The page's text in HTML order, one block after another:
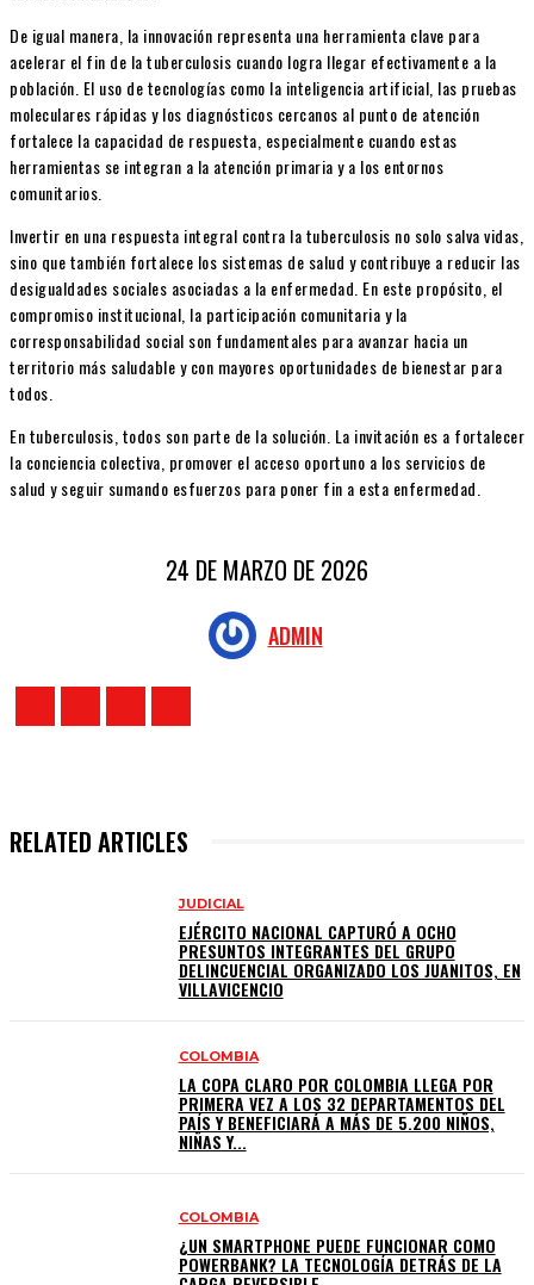
De igual manera, la innovación representa una herramienta clave para
acelerar el fin de la tuberculosis cuando logra llegar efectivamente a la
población. El uso de tecnologías como la inteligencia artificial, las pruebas
moleculares rápidas y los diagnósticos cercanos al punto de atención
fortalece la capacidad de respuesta, especialmente cuando estas
herramientas se integran a la atención primaria y a los entornos
comunitarios.
Invertir en una respuesta integral contra la tuberculosis no solo salva vidas,
sino que también fortalece los sistemas de salud y contribuye a reducir las
desigualdades sociales asociadas a la enfermedad. En este propósito, el
compromiso institucional, la participación comunitaria y la
corresponsabilidad social son fundamentales para avanzar hacia un
territorio más saludable y con mayores oportunidades de bienestar para
todos.
En tuberculosis, todos son parte de la solución. La invitación es a fortalecer
la conciencia colectiva, promover el acceso oportuno a los servicios de
salud y seguir sumando esfuerzos para poner fin a esta enfermedad.
24 DE MARZO DE 2026
ADMIN
RELATED ARTICLES
JUDICIAL
EJÉRCITO NACIONAL CAPTURÓ A OCHO
PRESUNTOS INTEGRANTES DEL GRUPO
DELINCUENCIAL ORGANIZADO LOS JUANITOS, EN
VILLAVICENCIO
COLOMBIA
LA COPA CLARO POR COLOMBIA LLEGA POR
PRIMERA VEZ A LOS 32 DEPARTAMENTOS DEL
PAÍS Y BENEFICIARÁ A MÁS DE 5.200 NIÑOS,
NIÑAS Y...
COLOMBIA
¿UN SMARTPHONE PUEDE FUNCIONAR COMO
POWERBANK? LA TECNOLOGÍA DETRÁS DE LA